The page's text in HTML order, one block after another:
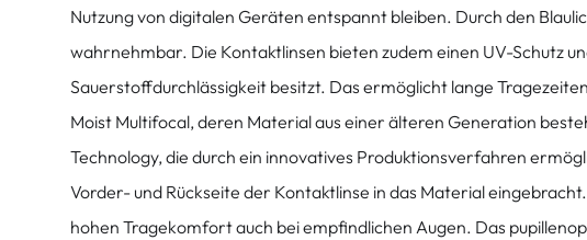
Nutzung von digitalen Geräten entspannt bleiben. Durch den
wahrnehmbar. Die Kontaktlinsen bieten zudem einen UV-Schutz
Sauerstoffdurchlässigkeit besitzt. Das ermöglicht lange
Moist Multifocal, deren Material aus einer älteren Generation
Technology, die durch ein innovatives Produktionsverfahren
Vorder- und Rückseite der Kontaktlinse in das Material
hohen Tragekomfort auch bei empfindlichen Augen. Das